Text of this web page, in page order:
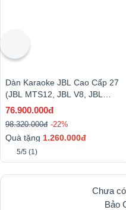
Dàn Karaoke JBL Cao Cấp 27
(JBL MTS12, JBL V8, JBL
KX190, JBL IRX115S, JBL
76.900.000đ
98.320.000đ -22%
Quà tặng 1.260.000đ
5/5 (1)
Chưa
Bảo